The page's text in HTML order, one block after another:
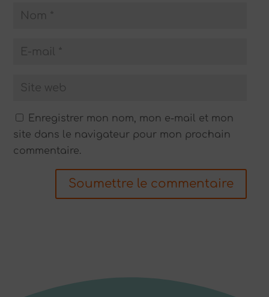
Enregistrer mon nom, mon e-mail et mon
site dans le navigateur pour mon prochain
commentaire.
Soumettre le commentaire